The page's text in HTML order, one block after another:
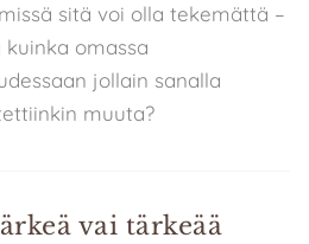
sitä voi olla tekemättä –
kuinka omassa
jollain sanalla
muuta?
vai tärkeää